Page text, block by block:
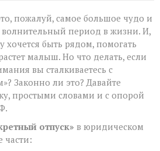
ли
право
отцу в
отпуске по
уходу
за
ребенком?
пожалуй, самое большое чудо и
период в жизни. И,
хочется быть рядом, помогать
малыш. Но что делать, если
вы сталкиваетесь с
Законно ли это? Давайте
простыми словами и с опорой
отпуск» в юридическом
части: